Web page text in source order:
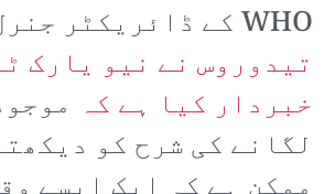
WHO کے ڈائریکٹر جنرل
تیدوروس نے نیو یارک
خبردار کیا ہے کہ
لگانے کی شرح کو